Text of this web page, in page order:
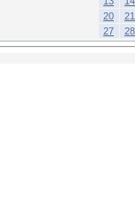
20
21
27
28